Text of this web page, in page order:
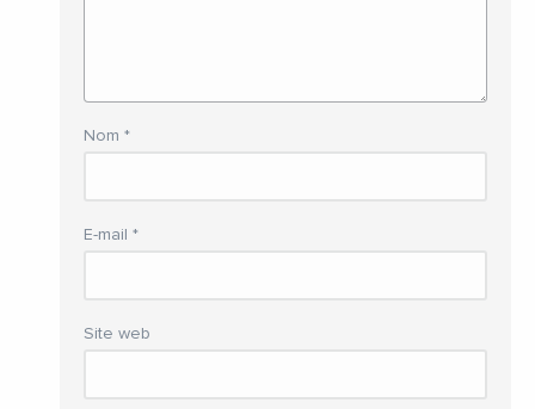
Nom *
E-mail *
Site web